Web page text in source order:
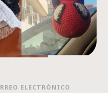
ELECTRÓNICO